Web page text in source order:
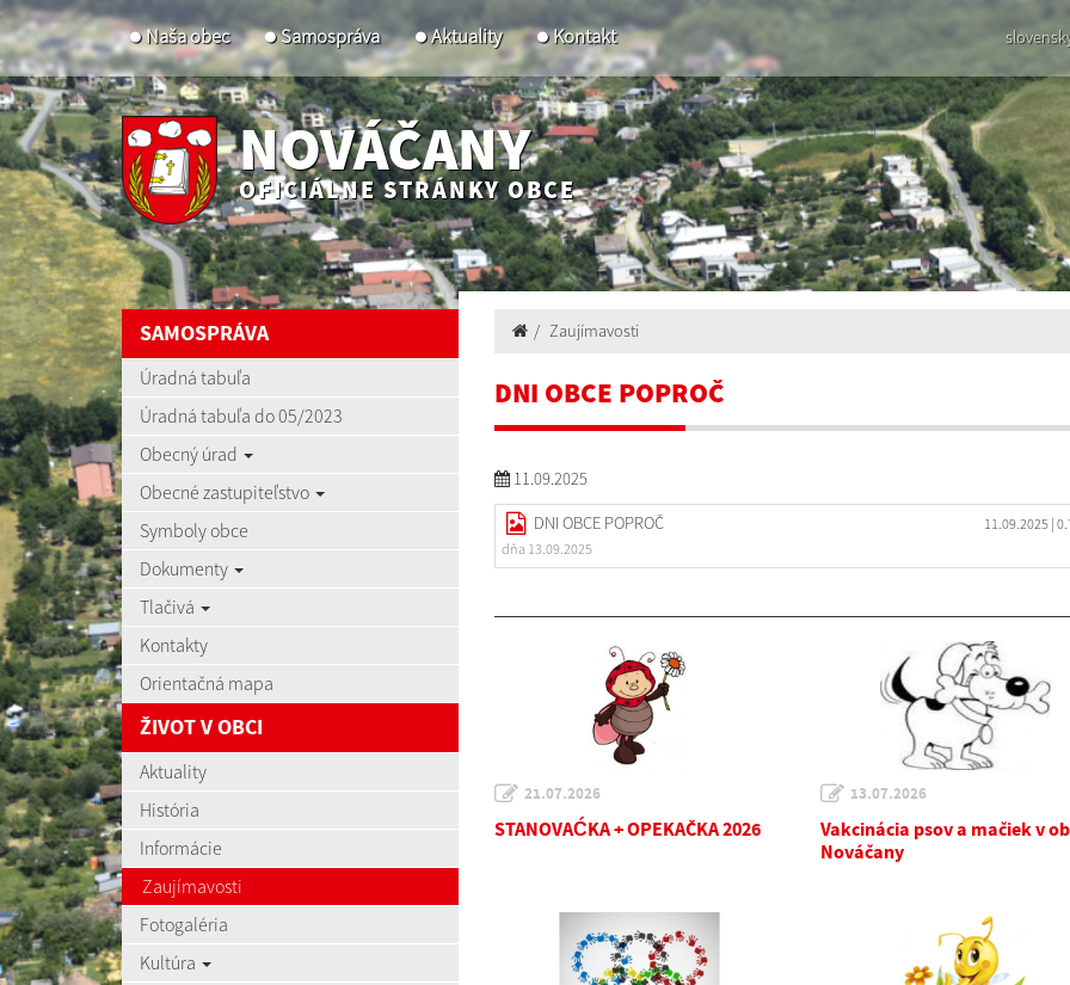
Naša obec Samospráva Aktuality Kontakt
NOVÁČANY
OFICIÁLNE STRÁNKY OBCE
SAMOSPRÁVA
Úradná tabuľa
Úradná tabuľa do 05/2023
Obecný úrad
Obecné zastupiteľstvo
Symboly obce
Dokumenty
Tlačivá
Kontakty
Orientačná mapa
ŽIVOT V OBCI
Aktuality
História
Informácie
Zaujímavosti
Fotogaléria
Kultúra
Zaujímavosti
DNI OBCE POPROČ
11.09.2025
DNI OBCE POPROČ 11.09.2025 |
dňa 13.09.2025
21.07.2026
STANOVAĆKA + OPEKAČKA 2026
13.07.2026
Vakcinácia psov a mačiek v
Nováčany